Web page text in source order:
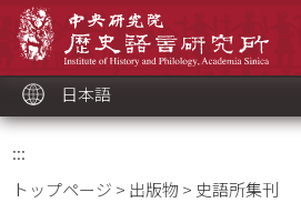
ッ
ク
日本語
:::
トップページ > 出版物 > 史語所集刊